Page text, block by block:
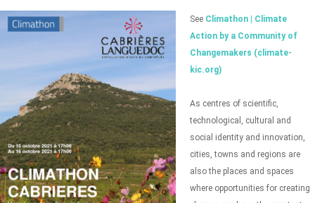
INICIAR SESIÓN
See Climathon | Climate
Action by a Community of
Changemakers (climate-
kic.org)
As centres of scientific,
technological, cultural and
social identity and innovation,
cities, towns and regions are
also the places and spaces
where opportunities for creating